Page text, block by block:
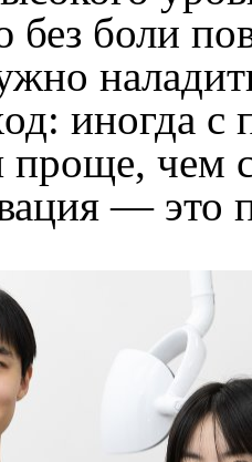
без боли
иногда
проще, чем
— это